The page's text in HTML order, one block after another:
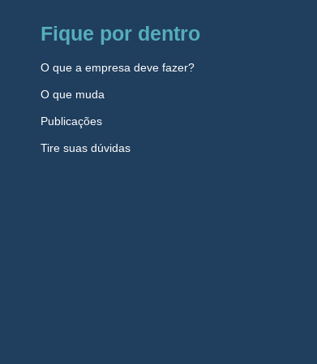
Fique por dentro
O que a empresa deve fazer?
O que muda
Publicações
Tire suas dúvidas